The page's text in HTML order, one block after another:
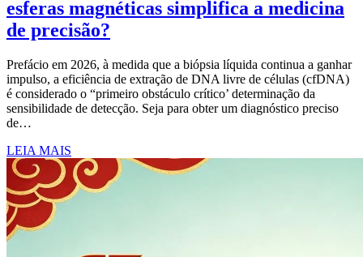
esferas magnéticas simplifica a medicina
de precisão?
Prefácio em 2026, à medida que a biópsia líquida continua a ganhar
impulso, a eficiência de extração de DNA livre de células (cfDNA)
é considerado o “primeiro obstáculo crítico’ determinação da
sensibilidade de detecção. Seja para obter um diagnóstico preciso
de…
LEIA MAIS